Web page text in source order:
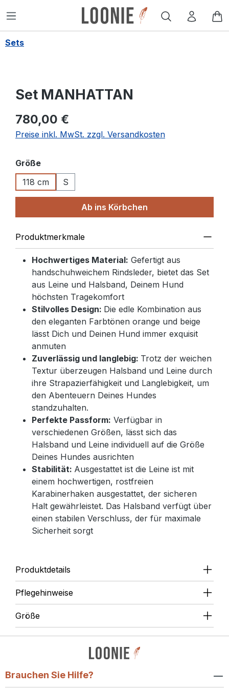
springen
Sets
Set MANHATTAN
780,00 €
Preise inkl. MwSt. zzgl. Versandkosten
Größeauswählen
118 cm
S
Ab ins Körbchen
Produktmerkmale
Hochwertiges Material: Gefertigt aus
handschuhweichem Rindsleder, bietet das Set
aus Leine und Halsband, Deinem Hund
höchsten Tragekomfort
Stilvolles Design: Die edle Kombination aus
den eleganten Farbtönen orange und beige
lässt Dich und Deinen Hund immer exquisit
anmuten
Zuverlässig und langlebig: Trotz der weichen
Textur überzeugen Halsband und Leine durch
ihre Strapazierfähigkeit und Langlebigkeit, um
den Abenteuern Deines Hundes
standzuhalten.
Perfekte Passform: Verfügbar in
verschiedenen Größen, lässt sich das
Halsband und Leine individuell auf die Größe
Deines Hundes ausrichten
Stabilität: Ausgestattet ist die Leine ist mit
einem hochwertigen, rostfreien
Karabinerhaken ausgestattet, der sicheren
Halt gewährleistet. Das Halsband verfügt über
einen stabilen Verschluss, der für maximale
Sicherheit sorgt
Produktdetails
Pflegehinweise
Größe
Brauchen Sie Hilfe?